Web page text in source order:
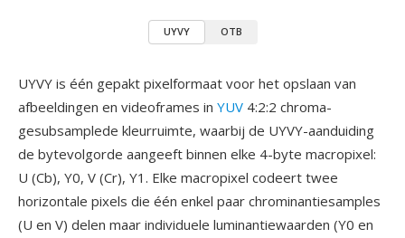
UYVY OTB
UYVY is één gepakt pixelformaat voor het opslaan van
afbeeldingen en videoframes in YUV 4:2:2 chroma-
gesubsamplede kleurruimte, waarbij de UYVY-aanduiding
de bytevolgorde aangeeft binnen elke 4-byte macropixel:
U (Cb), Y0, V (Cr), Y1. Elke macropixel codeert twee
horizontale pixels die één enkel paar chrominantiesamples
(U en V) delen maar individuele luminantiewaarden (Y0 en